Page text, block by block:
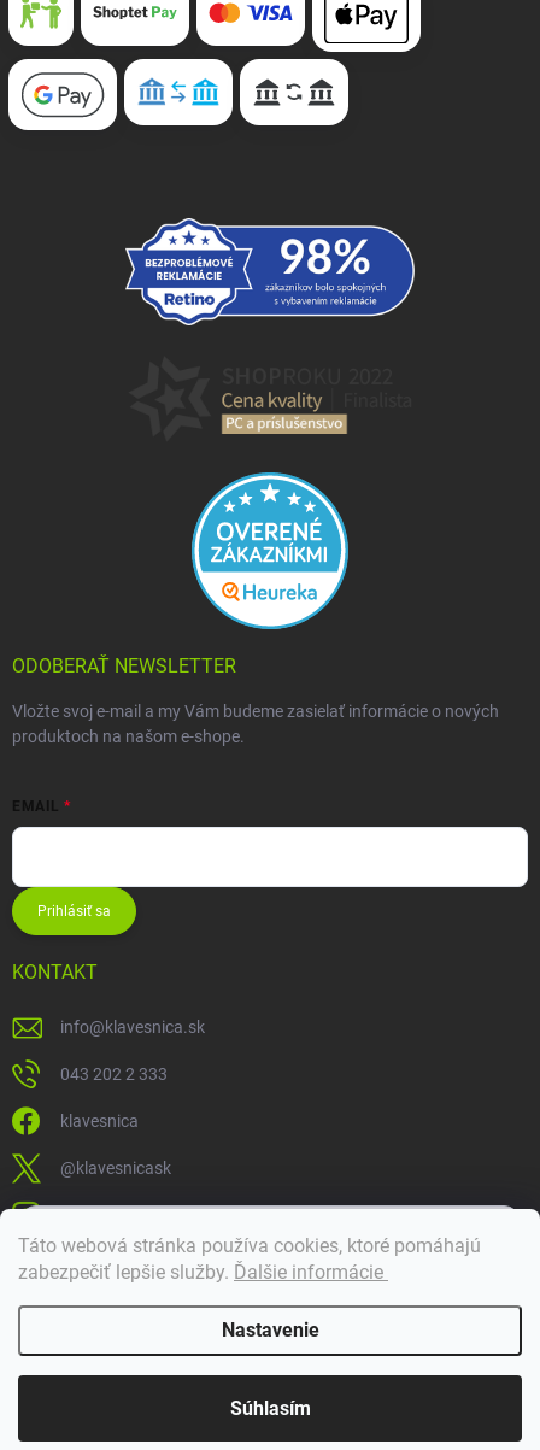
Táto webová stránka používa cookies, ktoré pomáhajú
zabezpečiť lepšie služby. Ďalšie informácie
Nastavenie
Súhlasím
ODOBERAŤ NEWSLETTER
Vložte svoj e-mail a my Vám budeme zasielať informácie o nových
produktoch na našom e-shope.
EMAIL
Prihlásiť sa
KONTAKT
info@klavesnica.sk
043 202 2 333
klavesnica
@klavesnicask
klavesnica_sk
Doprava a platba
Klávesnica . Všetky práva vyhradené.
Dobrý deň! 👋 Pomôžem vám nájsť správny diel. Napíšte mi.